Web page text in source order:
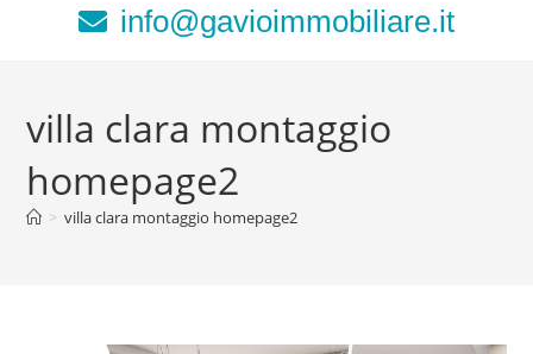
info@gavioimmobiliare.it
villa clara montaggio
homepage2
> villa clara montaggio homepage2